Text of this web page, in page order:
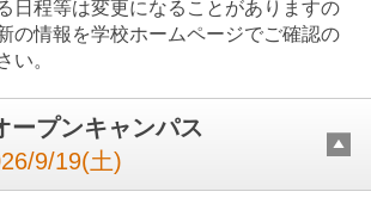
日程等は変更になることがありますの
の情報を学校ホームページでご確認の
い。
ープンキャンパス
9/19(土)